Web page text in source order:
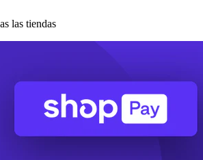
las tiendas